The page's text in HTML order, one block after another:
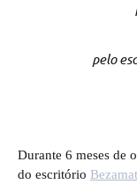
pelo
Durante 6 meses de
do escritório